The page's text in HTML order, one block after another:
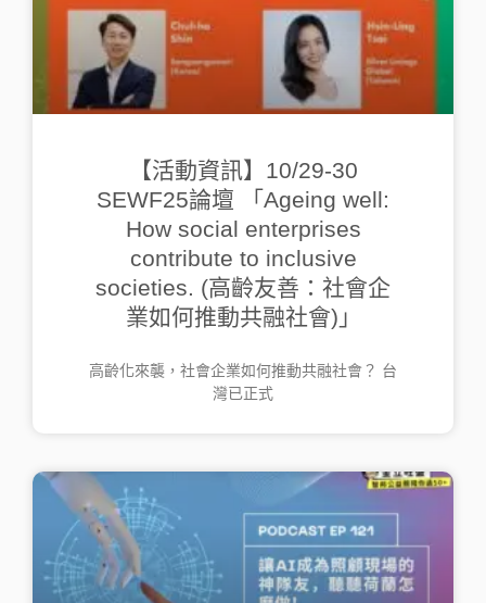
【活動資訊】10/29-30
SEWF25論壇 「Ageing well:
How social enterprises
contribute to inclusive
societies. (高齡友善：社會企
業如何推動共融社會)」
高齡化來襲，社會企業如何推動共融社會？ 台
灣已正式